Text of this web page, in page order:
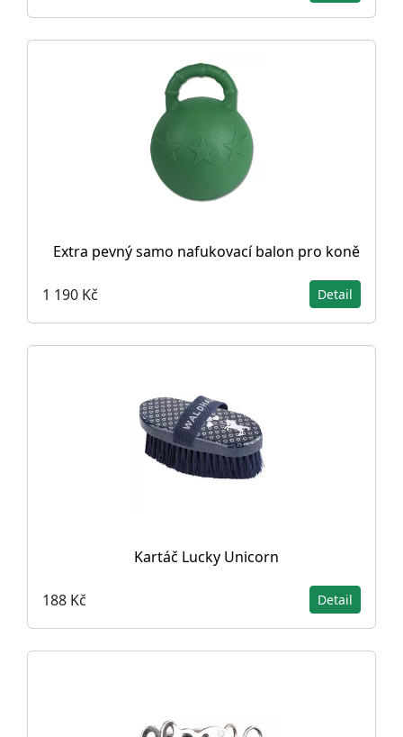
Extra pevný samo nafukovací balon pro koně
1 190 Kč Detail
Kartáč Lucky Unicorn
188 Kč Detail